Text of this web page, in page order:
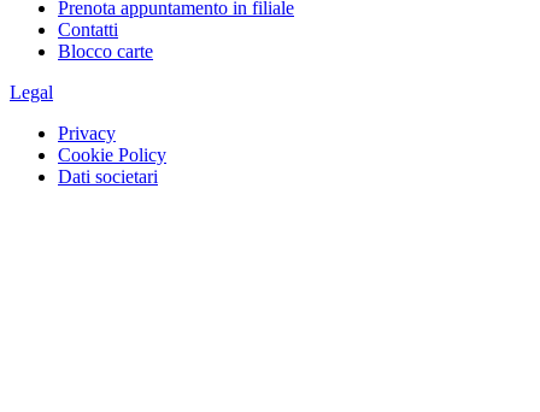
Prenota appuntamento in filiale
Contatti
Blocco carte
Legal
Privacy
Cookie Policy
Dati societari